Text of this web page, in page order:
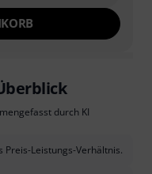
durch KI
Preis-Leistungs-Verhältnis.